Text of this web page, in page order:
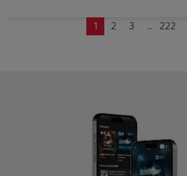
1 2 3 ... 222